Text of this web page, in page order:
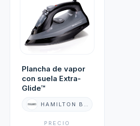
Plancha de vapor
con suela Extra-
Glide™
HAMILTON BEACH
PRECIO